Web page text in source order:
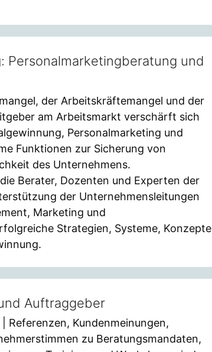
Personalmarketingberatung und
der Arbeitskräftemangel und der
am Arbeitsmarkt verschärft sich
Personalmarketing und
Funktionen zur Sicherung von
des Unternehmens.
Berater, Dozenten und Experten der
der Unternehmensleitungen
Marketing und
Strategien, Systeme,
Auftraggeber
| Referenzen, Kundenmeinungen,
zu Beratungsmandaten,